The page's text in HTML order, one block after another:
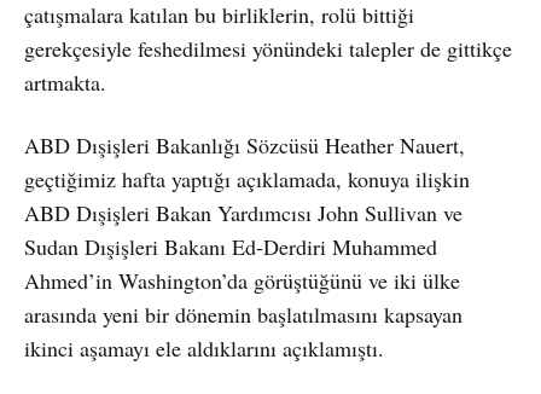
çatışmalara katılan bu birliklerin, rolü bittiği
gerekçesiyle feshedilmesi yönündeki talepler de gittikçe
artmakta.
ABD Dışişleri Bakanlığı Sözcüsü Heather Nauert,
geçtiğimiz hafta yaptığı açıklamada, konuya ilişkin
ABD Dışişleri Bakan Yardımcısı John Sullivan ve
Sudan Dışişleri Bakanı Ed-Derdiri Muhammed
Ahmed’in Washington’da görüştüğünü ve iki ülke
arasında yeni bir dönemin başlatılmasını kapsayan
ikinci aşamayı ele aldıklarını açıklamıştı.